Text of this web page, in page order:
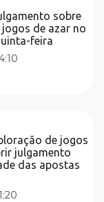
sobre
jogos de azar no
feira
de jogos
julgamento
das apostas